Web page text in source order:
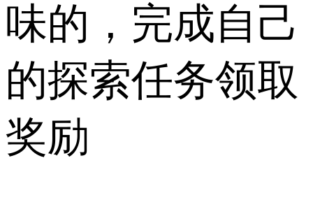
味的，完成自己
的探索任务领取
奖励